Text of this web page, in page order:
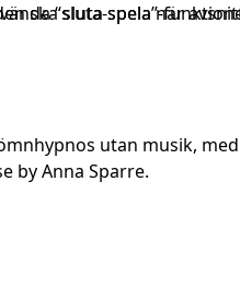
ska sluta spela när
“sluta-spela”-
utan musik,
by Anna Sparre.